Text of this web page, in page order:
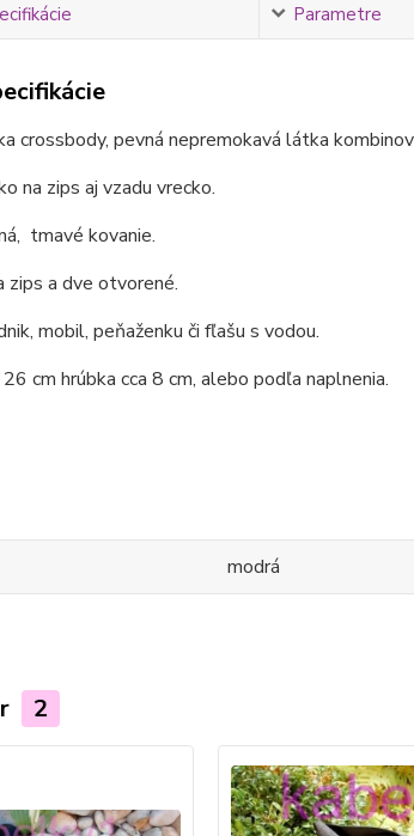
Parametre
crossbody, pevná nepremokavá látka
na zips aj vzadu vrecko.
tmavé kovanie.
zips a dve otvorené.
mobil, peňaženku či fľašu s vodou.
cm hrúbka cca 8 cm, alebo podľa naplnenia.
modrá
2